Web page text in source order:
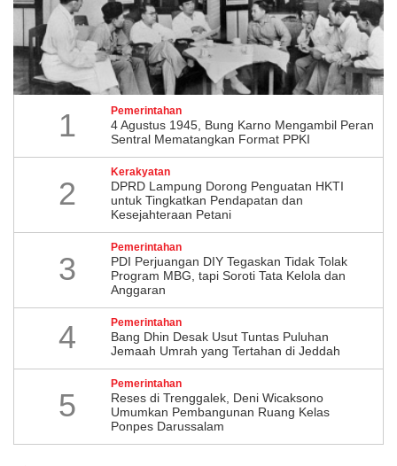
1 Pemerintahan
4 Agustus 1945, Bung Karno Mengambil Peran
Sentral Mematangkan Format PPKI
2
Kerakyatan
DPRD Lampung Dorong Penguatan HKTI
untuk Tingkatkan Pendapatan dan
Kesejahteraan Petani
3
Pemerintahan
PDI Perjuangan DIY Tegaskan Tidak Tolak
Program MBG, tapi Soroti Tata Kelola dan
Anggaran
4 Pemerintahan
Bang Dhin Desak Usut Tuntas Puluhan
Jemaah Umrah yang Tertahan di Jeddah
5
Pemerintahan
​Reses di Trenggalek, Deni Wicaksono
Umumkan Pembangunan Ruang Kelas
Ponpes Darussalam